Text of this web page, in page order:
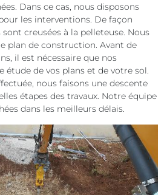
Dans ce cas, nous disposons
les interventions. De façon
creusées à la pelleteuse. Nous
plan de construction. Avant de
il est nécessaire que nos
étude de vos plans et de votre sol.
nous faisons une descente
étapes des travaux. Notre équipe
dans les meilleurs délais.